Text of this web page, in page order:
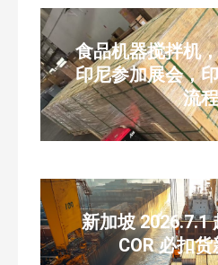
食品机器搅拌机
印尼参加展会，
流程
新加坡 2026.7.1
COR 必扣